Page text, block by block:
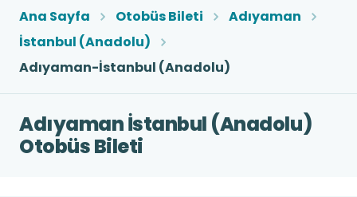
Ana Sayfa Otobüs Bileti
Adıyaman
İstanbul (Anadolu)
Adıyaman-İstanbul (Anadolu)
Adıyaman İstanbul (Anadolu)
Otobüs Bileti